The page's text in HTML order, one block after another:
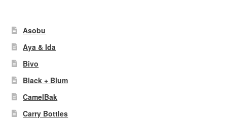
Asobu
Aya & Ida
Bivo
Black + Blum
CamelBak
Carry Bottles